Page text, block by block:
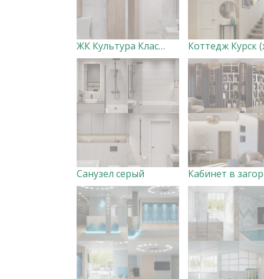
ЖК Культура Классика Постирочная
Санузел серый